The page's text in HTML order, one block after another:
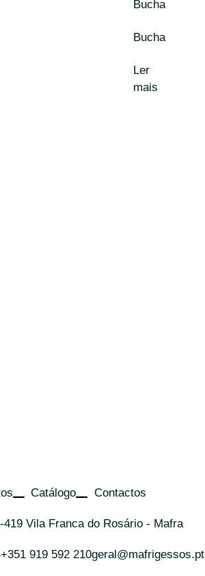
Bucha
Ler
mais
Catálogo Contactos
Vila Franca do Rosário - Mafra
+351 919 592 210geral@mafrigessos.pt